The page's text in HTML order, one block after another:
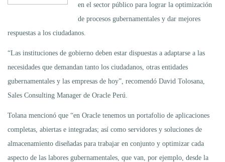
en el sector público para lograr la optimización
de procesos gubernamentales y dar mejores
respuestas a los ciudadanos.
“Las instituciones de gobierno deben estar dispuestas a adaptarse a las
necesidades que demandan tanto los ciudadanos, otras entidades
gubernamentales y las empresas de hoy”, recomendó David Tolosana,
Sales Consulting Manager de Oracle Perú.
Tolana mencionó que “en Oracle tenemos un portafolio de aplicaciones
completas, abiertas e integradas; así como servidores y soluciones de
almacenamiento diseñadas para trabajar en conjunto y optimizar cada
aspecto de las labores gubernamentales, que van, por ejemplo, desde la